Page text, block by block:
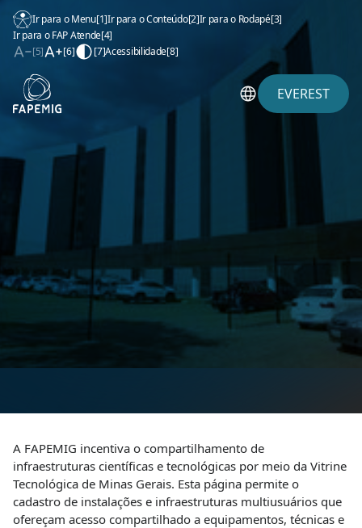
Ir para o Menu[1]Ir para o Conteúdo[2]Ir para o Rodapé[3]
Ir para o FAP Atende[4]
[5]
[6] [7]Acessibilidade[8]
EVEREST
A FAPEMIG incentiva o compartilhamento de
infraestruturas científicas e tecnológicas por meio da Vitrine
Tecnológica de Minas Gerais. Esta página permite o
cadastro de instalações e infraestruturas multiusuários que
ofereçam acesso compartilhado a equipamentos, técnicas e